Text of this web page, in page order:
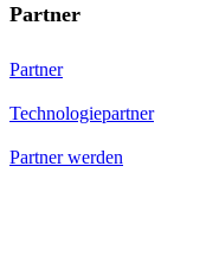
Partner
Partner
Technologiepartner
Partner werden